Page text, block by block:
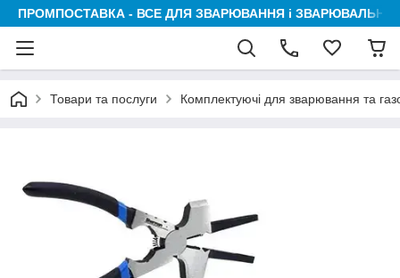
ПРОМПОСТАВКА - ВСЕ ДЛЯ ЗВАРЮВАННЯ і
Товари та послуги Комплектуючі для зварювання та